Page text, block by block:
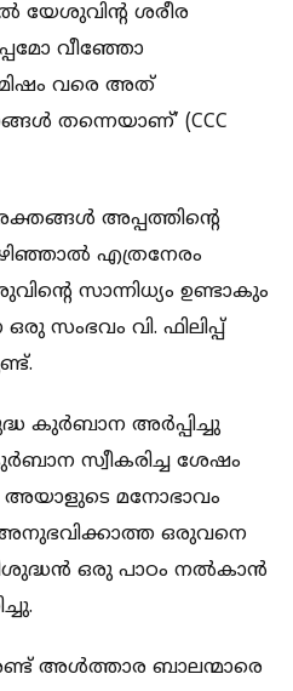
യേശുവിന്റ ശരീര
വീഞ്ഞോ
വരെ അത്
തന്നെയാണ്’ (CCC
അപ്പത്തിന്റെ
എത്രനേരം
സാന്നിധ്യം ഉണ്ടാകും
സംഭവം വി. ഫിലിപ്പ്
കുര്‍ബാന അര്‍പ്പിച്ചു
സ്വീകരിച്ച ശേഷം
അയാളുടെ മനോഭാവം
അനുഭവിക്കാത്ത ഒരുവനെ
ഒരു പാഠം നല്‍കാന്‍
അള്‍ത്താര ബാലന്മാരെ